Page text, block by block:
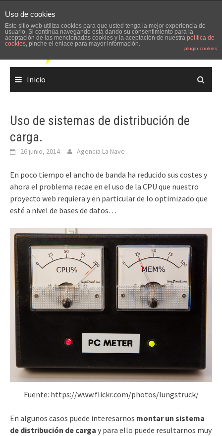
to
content
Inicio
Uso de sistemas de distribución de
carga.
26 junio, 2014 Agencia La Nave
En poco tiempo el ancho de banda ha reducido sus costes y
ahora el problema recae en el uso de la CPU que nuestro
proyecto web requiera y en particular de lo optimizado que
esté a nivel de bases de datos…
Fuente: https://www.flickr.com/photos/lungstruck/
En algunos casos puede interesarnos montar un sistema
de distribución de carga y para ello puede resultarnos muy
Uso de cookies
Este sitio web utiliza cookies para que usted tenga la mejor experiencia de
usuario. Si continúa navegando está dando su consentimiento para la
aceptación de las mencionadas cookies y la aceptación de nuestra política de
cookies, pinche el enlace para mayor información.
plugin cookies